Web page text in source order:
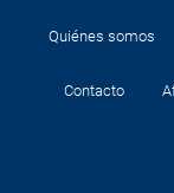
Quiénes somos
Contacto